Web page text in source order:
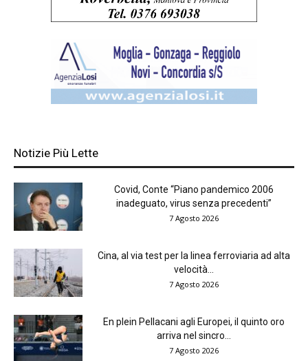
Notizie Più Lette
Covid, Conte “Piano pandemico 2006
inadeguato, virus senza precedenti”
7 Agosto 2026
Cina, al via test per la linea ferroviaria ad alta
velocità...
7 Agosto 2026
En plein Pellacani agli Europei, il quinto oro
arriva nel sincro...
7 Agosto 2026